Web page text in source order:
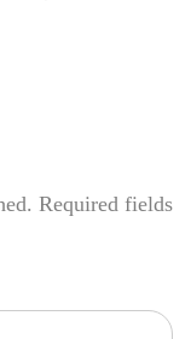
Required fields